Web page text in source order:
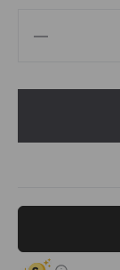
Goldenplay